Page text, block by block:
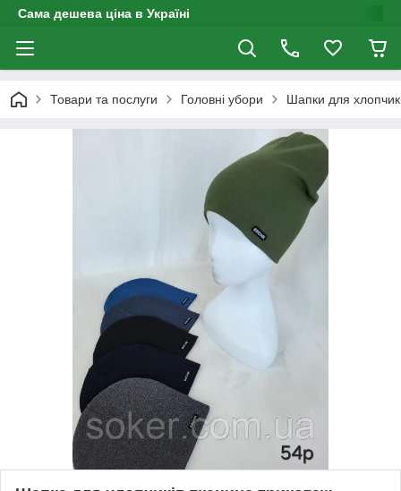
Сама дешева ціна в Україні
Товари та послуги Головні убори Шапки для